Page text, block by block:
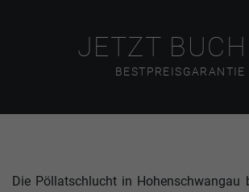
JETZT
BESTPREISGARANTIE
Die Pöllatschlucht in Hohenschwangau